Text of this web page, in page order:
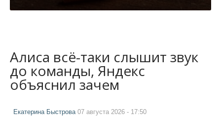
Алиса всё-таки слышит звук
до команды, Яндекс
объяснил зачем
Екатерина Быстрова 07 августа 2026 - 17:50